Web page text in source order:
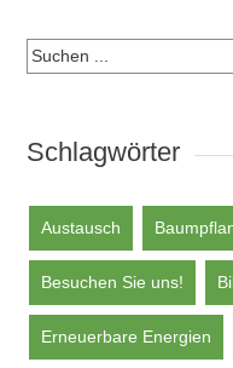
Suchen:
Schlagwörter
Austausch
Besuchen Sie uns!
Erneuerbare Energien